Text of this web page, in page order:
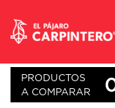
PRODUCTOS
A COMPARAR